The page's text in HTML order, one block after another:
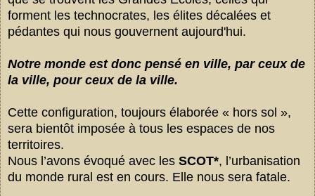
forment les technocrates, les élites décalées et
pédantes qui nous gouvernent aujourd'hui.
Notre monde est donc pensé en ville, par ceux de
la ville, pour ceux de la ville.
Cette configuration, toujours élaborée « hors sol »,
sera bientôt imposée à tous les espaces de nos
territoires.
Nous l’avons évoqué avec les SCOT*, l’urbanisation
du monde rural est en cours. Elle nous sera fatale.